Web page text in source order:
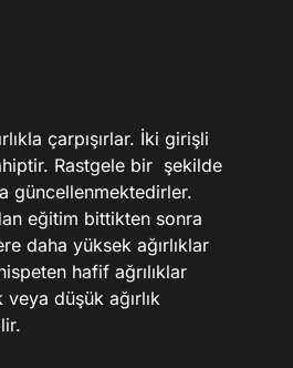
çarpışırlar. İki girişli
Rastgele bir şekilde
güncellenmektedirler.
eğitim bittikten sonra
daha yüksek ağırlıklar
hafif ağrılıklar
veya düşük ağırlık